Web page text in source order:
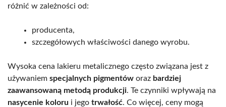
różnić w zależności od:
producenta,
szczegółowych właściwości danego wyrobu.
Wysoka cena lakieru metalicznego często związana jest z
używaniem specjalnych pigmentów oraz bardziej
zaawansowaną metodą produkcji. Te czynniki wpływają na
nasycenie koloru i jego trwałość. Co więcej, ceny mogą